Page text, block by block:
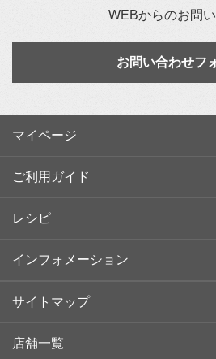
WEBからのお問
お問い合わせフ
マイページ
ご利用ガイド
レシピ
インフォメーション
サイトマップ
店舗一覧